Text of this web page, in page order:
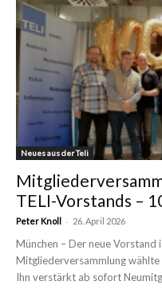
Neues aus der Teli
TELI-Vorstands –
Peter Knoll - 26. April 2026
München – Der neue Vorstand
Mitgliederversammlung wählte
Ihn verstärkt ab sofort